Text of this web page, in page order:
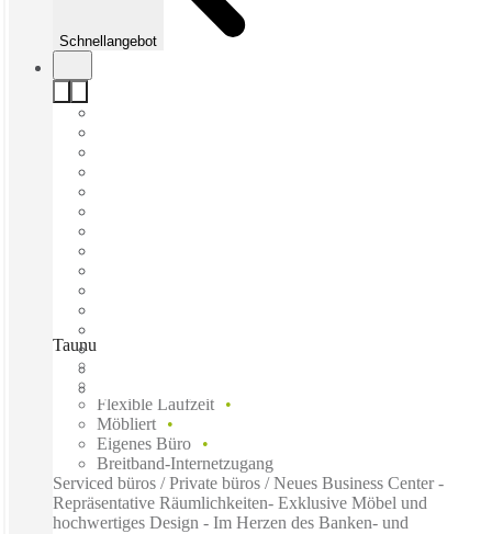
Schnellangebot
Taunustor, Frankfurt, 60310
Flexible Laufzeit
Möbliert
Eigenes Büro
Breitband-Internetzugang
Serviced büros / Private büros / Neues Business Center -
Repräsentative Räumlichkeiten- Exklusive Möbel und
hochwertiges Design - Im Herzen des Banken- und